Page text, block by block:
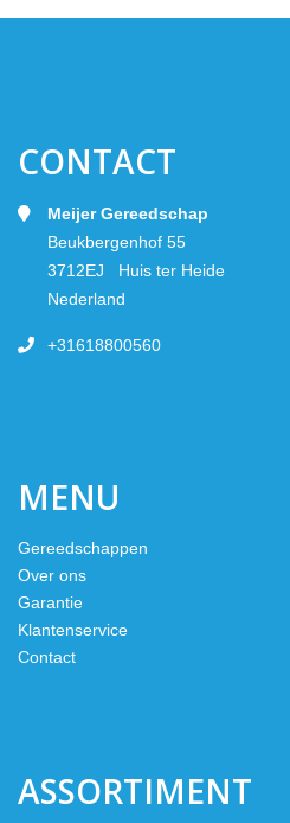
CONTACT
Meijer Gereedschap
Beukbergenhof 55
3712EJ Huis ter Heide
Nederland
+31618800560
MENU
Gereedschappen
Over ons
Garantie
Klantenservice
Contact
ASSORTIMENT